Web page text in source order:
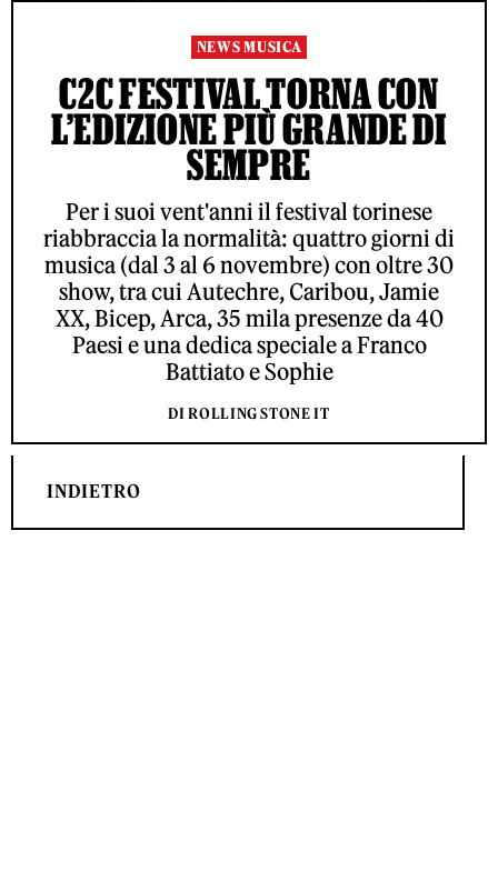
NEWS MUSICA
C2C FESTIVAL TORNA CON
L’EDIZIONE PIÙ GRANDE DI
SEMPRE
Per i suoi vent'anni il festival torinese
riabbraccia la normalità: quattro giorni di
musica (dal 3 al 6 novembre) con oltre 30
show, tra cui Autechre, Caribou, Jamie
XX, Bicep, Arca, 35 mila presenze da 40
Paesi e una dedica speciale a Franco
Battiato e Sophie
DI ROLLING STONE IT
INDIETRO